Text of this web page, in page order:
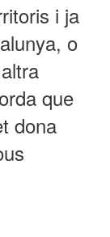
i ja
o
que
dona